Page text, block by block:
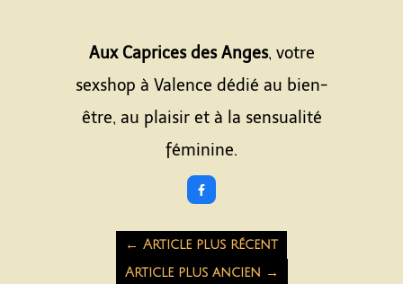
Aux Caprices des Anges, votre
sexshop à Valence dédié au bien-
être, au plaisir et à la sensualité
féminine.

← Article plus récent
Article plus ancien →